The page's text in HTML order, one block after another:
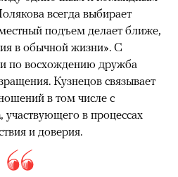
всегда выбирает
подъем делает ближе,
в обычной жизни». С
по восхождению дружба
Кузнецов связывает
в том числе с
, участвующего в процессах
и доверия.